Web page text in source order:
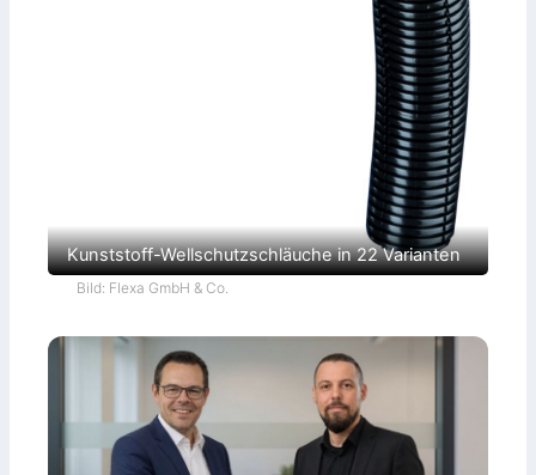
Kunststoff-Wellschutzschläuche in 22 Varianten
Bild: Flexa GmbH & Co.